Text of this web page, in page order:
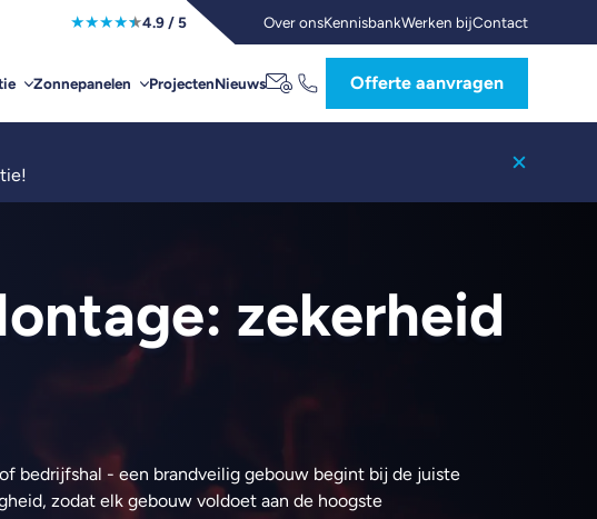
★★★★★4.9/ 5 Over onsKennisbankWerken bijContact
Zonnepanelen ProjectenNieuws Offerte aanvragen
zekerheid
bedrijfshal - een brandveilig gebouw begint bij de juiste
zodat elk gebouw voldoet aan de hoogste